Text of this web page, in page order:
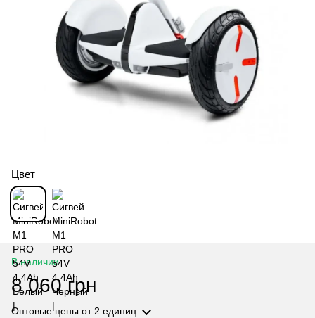
Цвет
В наличии
8 060 грн
Оптовые цены от 2 единиц